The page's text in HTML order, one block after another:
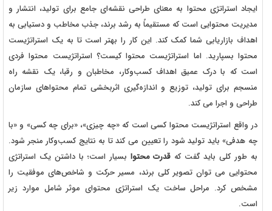
ایجاد استراتژی محتوا به معنای طراحی نقشه‌ای جامع برای تولید، انتشار و
مدیریت محتوایی است که مستقیماً به رشد برند، جذب مخاطب و دستیابی به
اهداف بازاریابی شما کمک کند. این کار را بهتر است تا به یک استراتژیست
محتوا بسپارید. اما استراتژیست محتوا کیست؟ استراتژیست محتوا فردی
است که با درک عمیق اهداف کسب‌وکار، مخاطبان و رقبا، یک نقشه راه
منسجم برای تولید، توزیع و اندازه‌گیری اثربخشی تمام محتواهای سازمان
طراحی و اجرا می‌ کند.
در واقع استراتژیست محتوا کسی است که «چه چیزی»، «برای چه کسی» و «با
چه هدفی» باید تولید شود را تعیین می‌ کند تا به نتایج کسب‌وکار منجر شود.
به طور کلی باید گفت که قدرت محتوا بسیار است؛ با داشتن یک استراتژی
محتوایی می توان تصویر کلی برند، مسیر حرکت و شاخص‌های موفقیت را
مشخص کرد. مراحل ساخت یک استراتژی محتوای موثر شامل موارد زیر
است.